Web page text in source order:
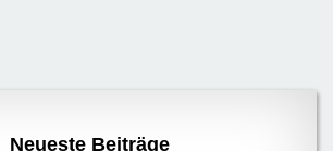
Neueste Beiträge